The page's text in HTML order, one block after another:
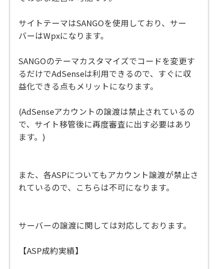
サイトテーマはSANGOを使用しており、サー
バーはWpxになります。
SANGOのテーマカスタマイズでコードを変更す
るだけでAdSenseは利用できるので、すぐに収
益化できる点もメリットになります。
(AdSenseアカウントの譲渡は禁止されているの
で、サイト移管後に再度審査に出す必要はあり
ます。)
また、各ASPについてもアカウント譲渡が禁止さ
れているので、こちらは不可になります。
サーバーの譲渡に関しては対応しております。
【ASP成約実績】